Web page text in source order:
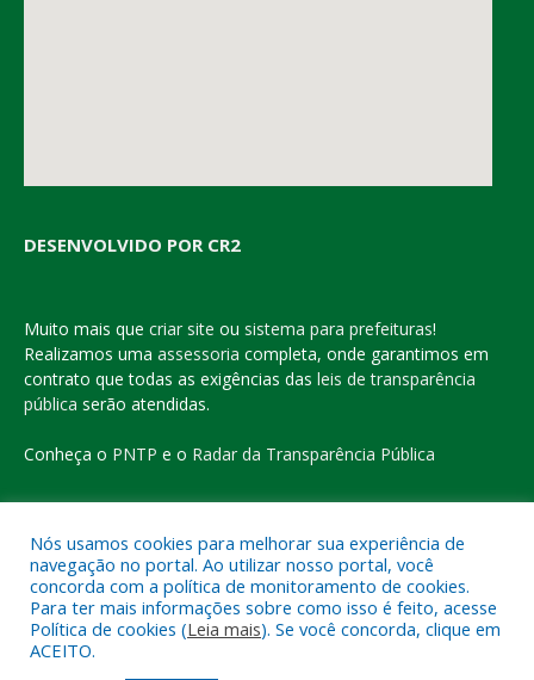
DESENVOLVIDO POR CR2
Muito mais que criar site ou sistema para prefeituras!
Realizamos uma assessoria completa, onde garantimos em
contrato que todas as exigências das leis de transparência
pública serão atendidas.
Conheça o PNTP e o Radar da Transparência Pública
Todos os direitos reservados a Prefeitura Municipal de Eldorado
do Carajás
Mapa do Site
Nós usamos cookies para melhorar sua experiência de
navegação no portal. Ao utilizar nosso portal, você
concorda com a política de monitoramento de cookies.
Para ter mais informações sobre como isso é feito, acesse
Política de cookies (Leia mais). Se você concorda, clique em
ACEITO.